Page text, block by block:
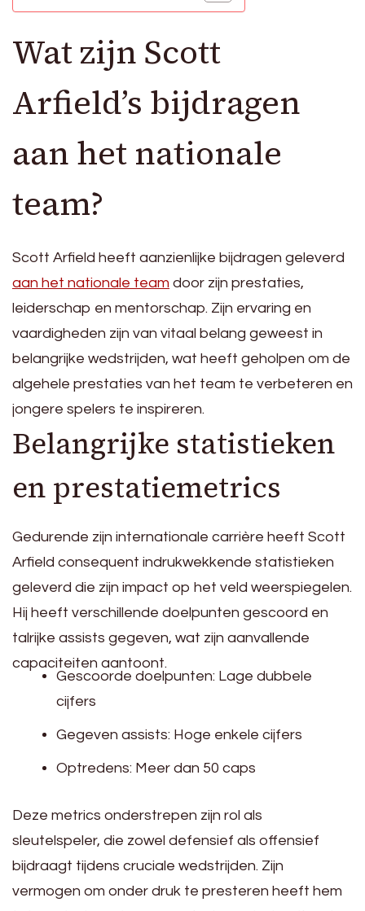
Wat zijn Scott
Arfield’s bijdragen
aan het nationale
team?
Scott Arfield heeft aanzienlijke bijdragen geleverd
aan het nationale team door zijn prestaties,
leiderschap en mentorschap. Zijn ervaring en
vaardigheden zijn van vitaal belang geweest in
belangrijke wedstrijden, wat heeft geholpen om de
algehele prestaties van het team te verbeteren en
jongere spelers te inspireren.
Belangrijke statistieken
en prestatiemetrics
Gedurende zijn internationale carrière heeft Scott
Arfield consequent indrukwekkende statistieken
geleverd die zijn impact op het veld weerspiegelen.
Hij heeft verschillende doelpunten gescoord en
talrijke assists gegeven, wat zijn aanvallende
capaciteiten aantoont.
Gescoorde doelpunten: Lage dubbele
cijfers
Gegeven assists: Hoge enkele cijfers
Optredens: Meer dan 50 caps
Deze metrics onderstrepen zijn rol als
sleutelspeler, die zowel defensief als offensief
bijdraagt tijdens cruciale wedstrijden. Zijn
vermogen om onder druk te presteren heeft hem